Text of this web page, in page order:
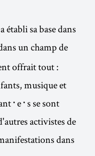
établi sa base dans
un champ de
offrait tout :
musique et
se sont
activistes de
dans